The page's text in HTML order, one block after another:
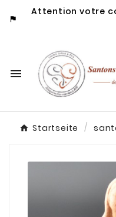

Attention votre

Startseite